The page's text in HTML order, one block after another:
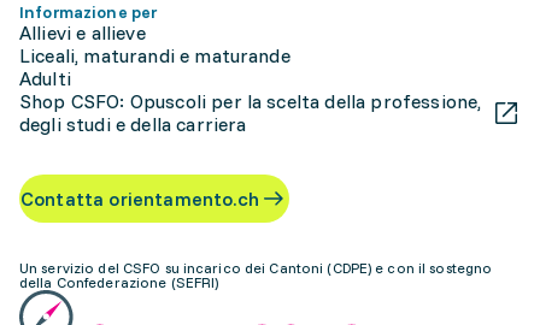
Informazione per
Allievi e allieve
Liceali, maturandi e maturande
Adulti
Shop CSFO: Opuscoli per la scelta della professione,
degli studi e della carriera
Contatta orientamento.ch
Un servizio del CSFO su incarico dei Cantoni (CDPE) e con il sostegno
della Confederazione (SEFRI)